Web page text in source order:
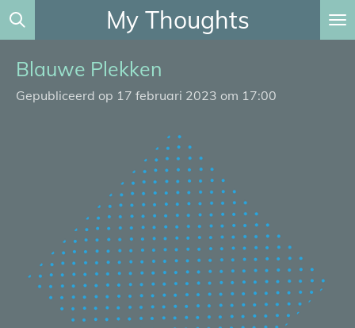
Ga
direct
naar
hoofdinhoud
My Thoughts
Blauwe Plekken
Gepubliceerd op 17 februari 2023 om 17:00